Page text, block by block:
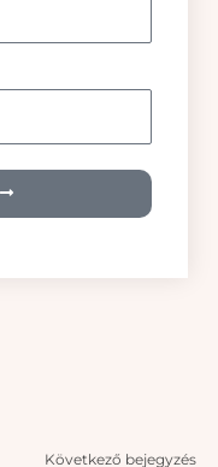
Következő bejegyzés